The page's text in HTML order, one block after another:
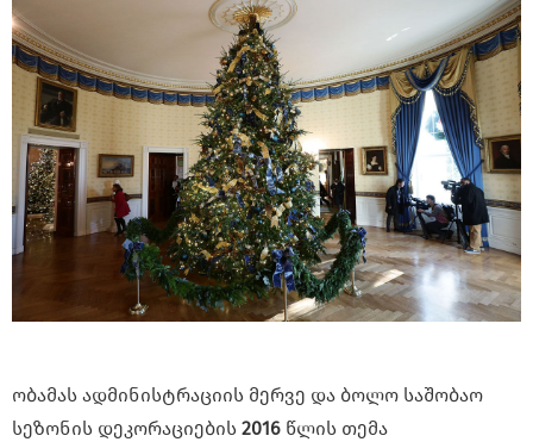
ობამას ადმინისტრაციის მერვე და ბოლო საშობაო
სეზონის დეკორაციების 2016 წლის თემა